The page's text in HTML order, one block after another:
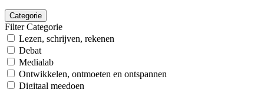
Categorie
Filter Categorie
Lezen, schrijven, rekenen
Debat
Medialab
Ontwikkelen, ontmoeten en ontspannen
Digitaal meedoen